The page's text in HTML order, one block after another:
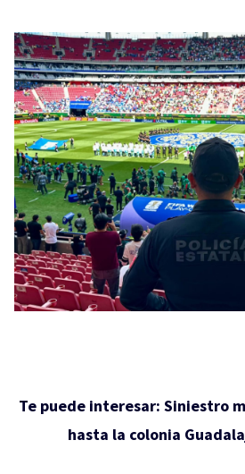
Te puede interesar: Siniestro
hasta la colonia